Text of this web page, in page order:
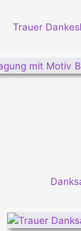
Trauer